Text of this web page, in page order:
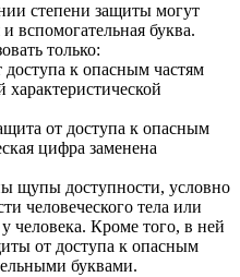
степени защиты могут
вспомогательная буква.
только:
доступа к опасным частям
от доступа к опасным
цифра заменена
щупы доступности, условно
человеческого тела или
человека. Кроме того, в ней
от доступа к опасным
буквами.